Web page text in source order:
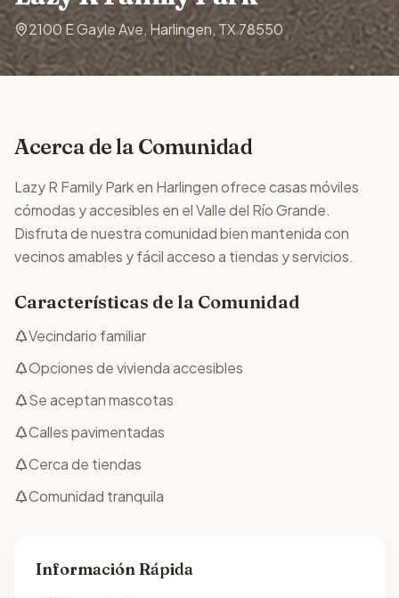
2100 E Gayle Ave, Harlingen, TX 78550
Acerca de la Comunidad
Lazy R Family Park en Harlingen ofrece casas móviles
cómodas y accesibles en el Valle del Río Grande.
Disfruta de nuestra comunidad bien mantenida con
vecinos amables y fácil acceso a tiendas y servicios.
Características de la Comunidad
Vecindario familiar
Opciones de vivienda accesibles
Se aceptan mascotas
Calles pavimentadas
Cerca de tiendas
Comunidad tranquila
Información Rápida